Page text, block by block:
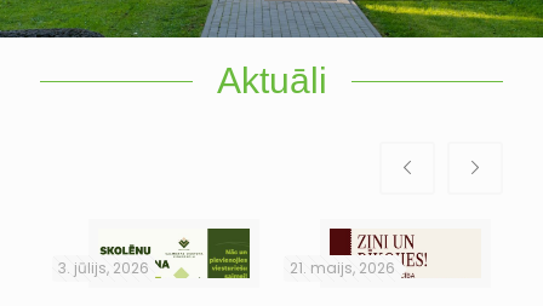
Aktuāli
3. jūlijs, 2026 21. maijs, 2026